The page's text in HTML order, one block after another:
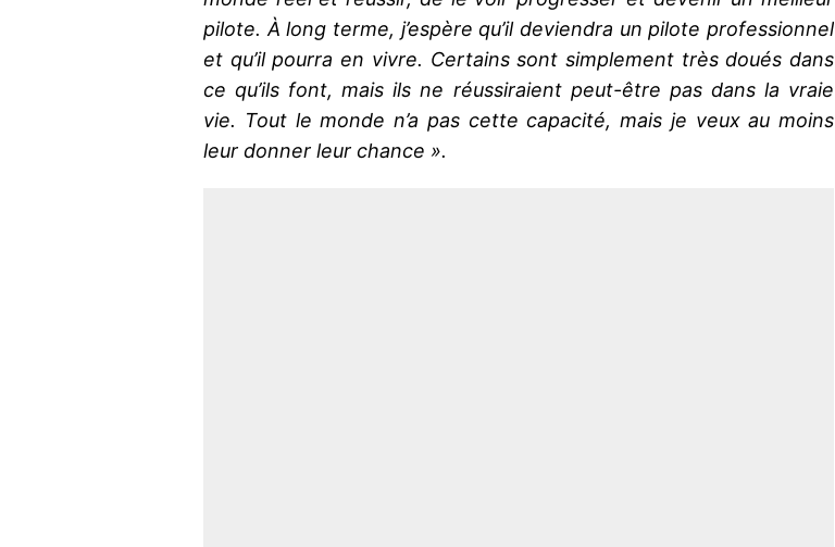
pilote. À long terme, j’espère qu’il deviendra un pilote professionnel
et qu’il pourra en vivre. Certains sont simplement très doués dans
ce qu’ils font, mais ils ne réussiraient peut-être pas dans la vraie
vie. Tout le monde n’a pas cette capacité, mais je veux au moins
leur donner leur chance ».